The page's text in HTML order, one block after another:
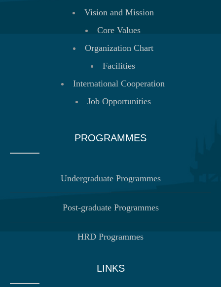
Vision and Mission
Core Values
Organization Chart
Facilities
International Cooperation
Job Opportunities
PROGRAMMES
Undergraduate Programmes
Post-graduate Programmes
HRD Programmes
LINKS